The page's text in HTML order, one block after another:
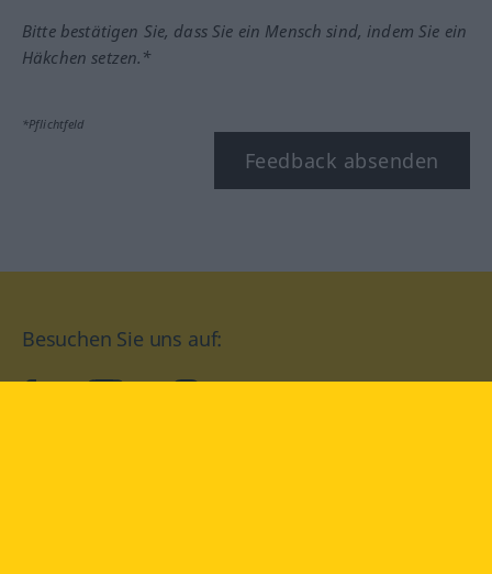
Bitte bestätigen Sie, dass Sie ein Mensch sind, indem Sie ein
Häkchen setzen.*
*Pflichtfeld
Feedback absenden
Besuchen Sie uns auf: